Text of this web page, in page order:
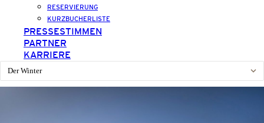
RESERVIERUNG
KURZBUCHERLISTE
PRESSESTIMMEN
PARTNER
KARRIERE